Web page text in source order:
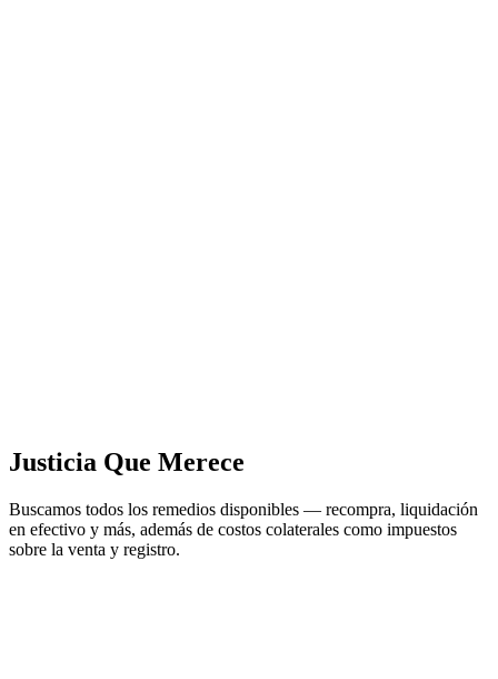
Justicia Que Merece
Buscamos todos los remedios disponibles — recompra, liquidación
en efectivo y más, además de costos colaterales como impuestos
sobre la venta y registro.